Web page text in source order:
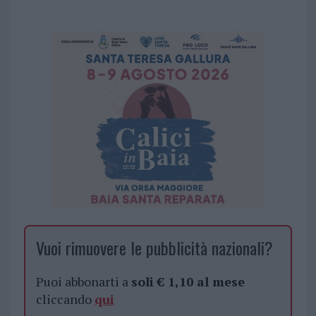
Vuoi rimuovere le pubblicità nazionali?
Puoi abbonarti a soli € 1,10 al mese
cliccando qui